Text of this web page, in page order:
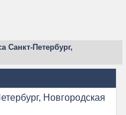
Санкт-Петербург,
Новгородская